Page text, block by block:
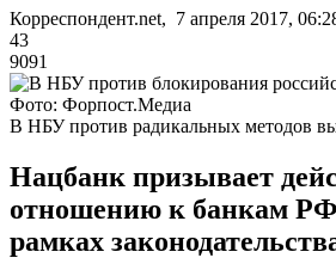
Корреспондент.net, 7 апреля 2017,
43
9091
Фото: Форпост.Медиа
В НБУ против радикальных методов
Нацбанк призывает
отношению к банкам
рамках